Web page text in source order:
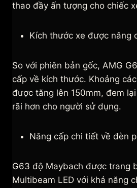
thao đầy ấn tượng cho chiếc
Kích thước xe được nâng
So với phiên bản gốc, AMG
cấp về kích thước. Khoảng
được tăng lên 150mm, đem
rãi hơn cho người sử dụng.
Nâng cấp chi tiết về đèn
G63 độ Maybach được trang
Multibeam LED với khả năng